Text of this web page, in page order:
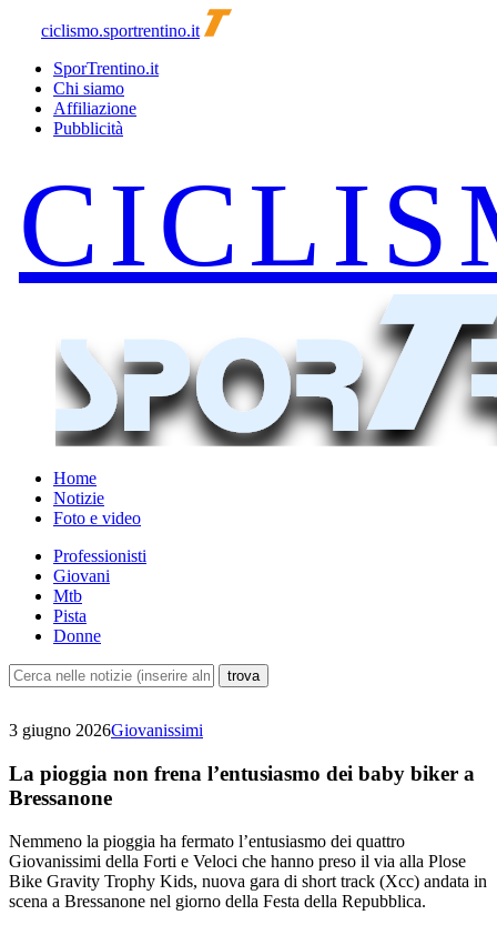
ciclismo.sportrentino.it
SporTrentino.it
Chi siamo
Affiliazione
Pubblicità
Home
Notizie
Foto e video
Professionisti
Giovani
Mtb
Pista
Donne
3 giugno 2026Giovanissimi
La pioggia non frena l’entusiasmo dei baby biker a
Bressanone
Nemmeno la pioggia ha fermato l’entusiasmo dei quattro
Giovanissimi della Forti e Veloci che hanno preso il via alla Plose
Bike Gravity Trophy Kids, nuova gara di short track (Xcc) andata in
scena a Bressanone nel giorno della Festa della Repubblica.